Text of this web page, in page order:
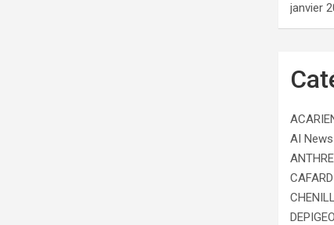
janvier
AI News